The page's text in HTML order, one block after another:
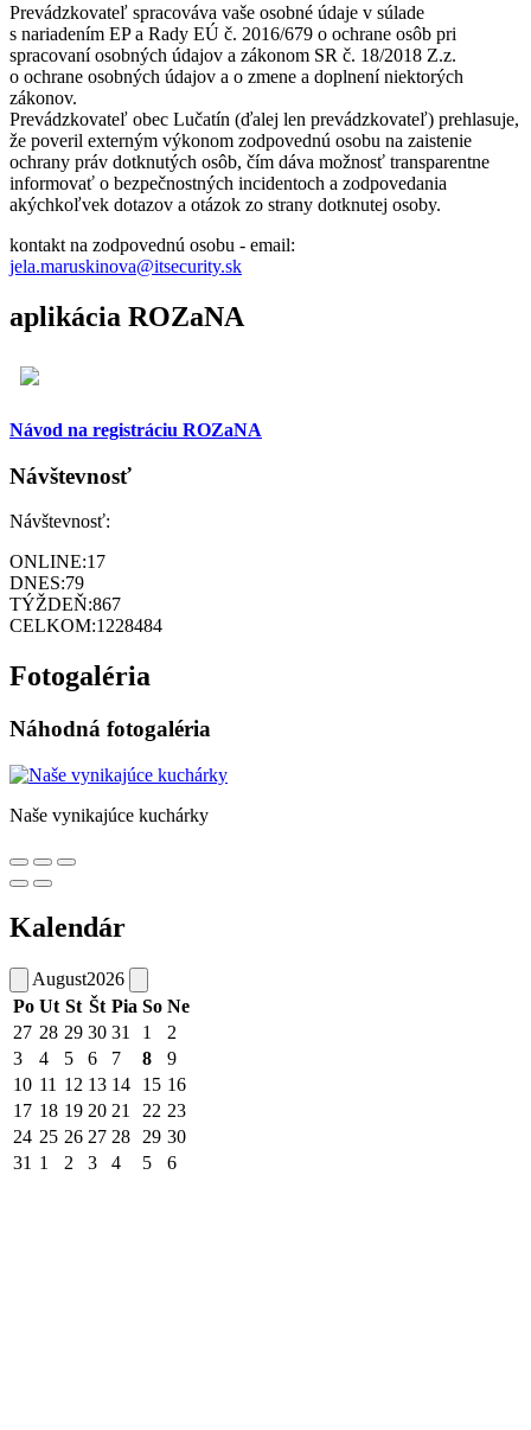
Prevádzkovateľ spracováva vaše osobné údaje v súlade
s nariadením EP a Rady EÚ č. 2016/679 o ochrane osôb pri
spracovaní osobných údajov a zákonom SR č. 18/2018 Z.z.
o ochrane osobných údajov a o zmene a doplnení niektorých
zákonov.
Prevádzkovateľ obec Lučatín (ďalej len prevádzkovateľ) prehlasuje,
že poveril externým výkonom zodpovednú osobu na zaistenie
ochrany práv dotknutých osôb, čím dáva možnosť transparentne
informovať o bezpečnostných incidentoch a zodpovedania
akýchkoľvek dotazov a otázok zo strany dotknutej osoby.
kontakt na zodpovednú osobu - email:
jela.maruskinova@itsecurity.sk
aplikácia ROZaNA
Návod na registráciu ROZaNA
Návštevnosť
Návštevnosť:
ONLINE:17
DNES:79
TÝŽDEŇ:867
CELKOM:1228484
Fotogaléria
Náhodná fotogaléria
Naše vynikajúce kuchárky
Kalendár
August2026
Po Ut St Št Pia So Ne
27 28 29 30 31 1
2
3
4 5 6 7 8
9
10 11 12 13 14 15 16
17 18 19 20 21 22 23
24 25 26 27 28 29 30
31 1 2 3 4 5 6